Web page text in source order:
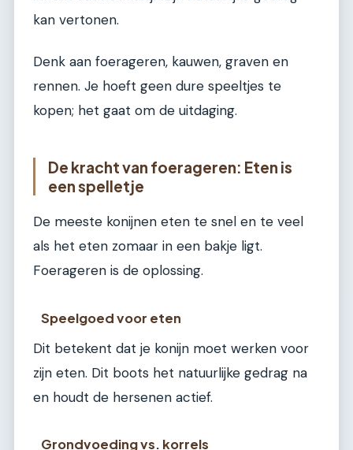
kan vertonen.
Denk aan foerageren, kauwen, graven en
rennen. Je hoeft geen dure speeltjes te
kopen; het gaat om de uitdaging.
De kracht van foerageren: Eten is
een spelletje
De meeste konijnen eten te snel en te veel
als het eten zomaar in een bakje ligt.
Foerageren is de oplossing.
Speelgoed voor eten
Dit betekent dat je konijn moet werken voor
zijn eten. Dit boots het natuurlijke gedrag na
en houdt de hersenen actief.
Grondvoeding vs. korrels